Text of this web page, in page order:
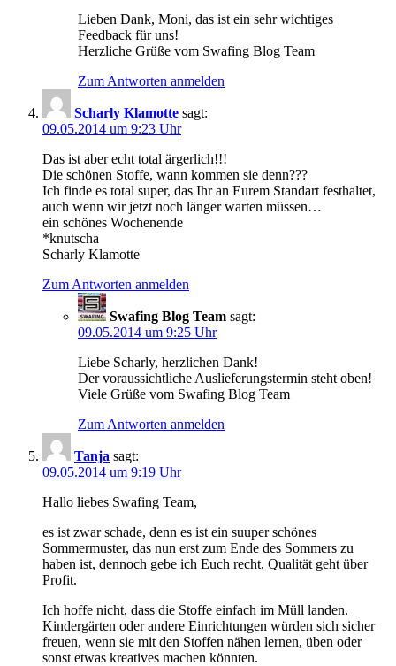
Lieben Dank, Moni, das ist ein sehr wichtiges
Feedback für uns!
Herzliche Grüße vom Swafing Blog Team
Zum Antworten anmelden
Scharly Klamotte sagt:
09.05.2014 um 9:23 Uhr
Das ist aber echt total ärgerlich!!!
Die schönen Stoffe, wann kommen sie denn???
Ich finde es total super, das Ihr an Eurem Standart festhaltet,
auch wenn wir jetzt noch länger warten müssen…
ein schönes Wochenende
*knutscha
Scharly Klamotte
Zum Antworten anmelden
Swafing Blog Team sagt:
09.05.2014 um 9:25 Uhr
Liebe Scharly, herzlichen Dank!
Der voraussichtliche Auslieferungstermin steht oben!
Viele Grüße vom Swafing Blog Team
Zum Antworten anmelden
Tanja sagt:
09.05.2014 um 9:19 Uhr
Hallo liebes Swafing Team,
es ist zwar schade, denn es ist ein suuper schönes
Sommermuster, das nun erst zum Ende des Sommers zu
haben ist, dennoch gebe ich Euch recht, Qualität geht über
Profit.
Ich hoffe nicht, dass die Stoffe einfach im Müll landen.
Kindergärten oder andere Einrichtungen würden sich sicher
freuen, wenn sie mit den Stoffen nähen lernen, üben oder
sonst etwas kreatives machen könnten.